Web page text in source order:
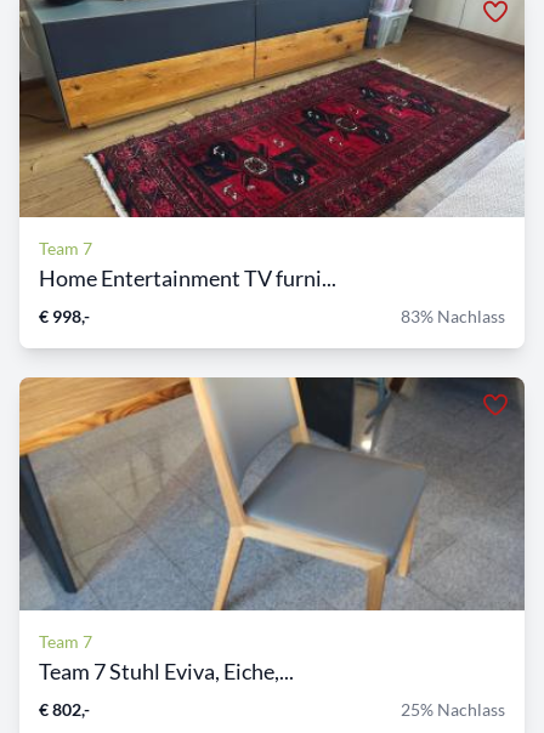
Team 7
Home Entertainment TV furni...
€ 998,- 83% Nachlass
Team 7
Team 7 Stuhl Eviva, Eiche,...
€ 802,- 25% Nachlass